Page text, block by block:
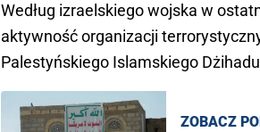
Według izraelskiego wojska w
aktywność organizacji
Palestyńskiego Islamskiego
ZOBACZ